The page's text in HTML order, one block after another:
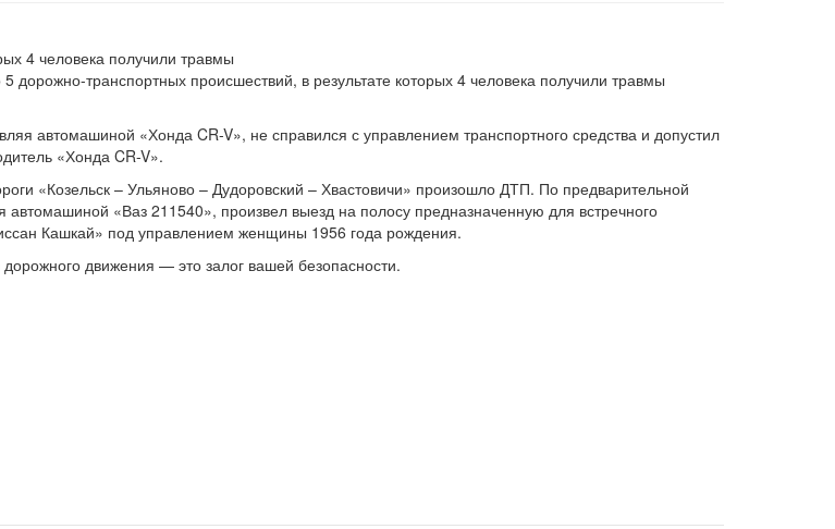
4 человека получили травмы
дорожно-транспортных происшествий, в результате которых 4 человека получили травмы
автомашиной «Хонда CR-V», не справился с управлением транспортного средства и допустил
«Хонда CR-V».
«Козельск – Ульяново – Дудоровский – Хвастовичи» произошло ДТП. По предварительной
«Ваз 211540», произвел выезд на полосу предназначенную для встречного
Кашкай» под управлением женщины 1956 года рождения.
движения — это залог вашей безопасности.